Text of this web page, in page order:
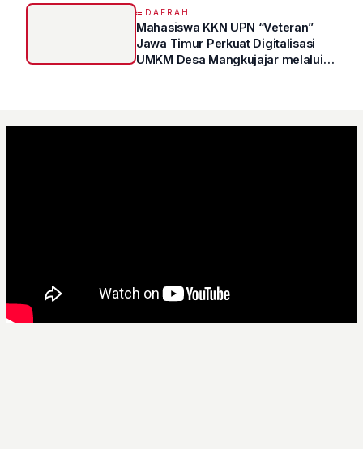
DAERAH
Mahasiswa KKN UPN “Veteran”
Jawa Timur Perkuat Digitalisasi
UMKM Desa Mangkujajar melalui